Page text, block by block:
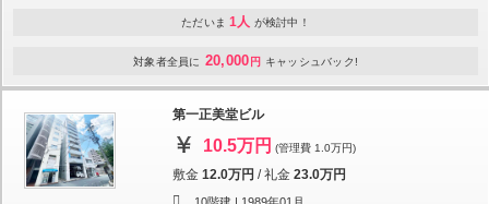
ただいま 1人 が検討中！
対象者全員に 20,000 円 キャッシュバック!
第一正美堂ビル
10.5万円 (管理費 1.0万円)
敷金 12.0万円 /礼金 23.0万円